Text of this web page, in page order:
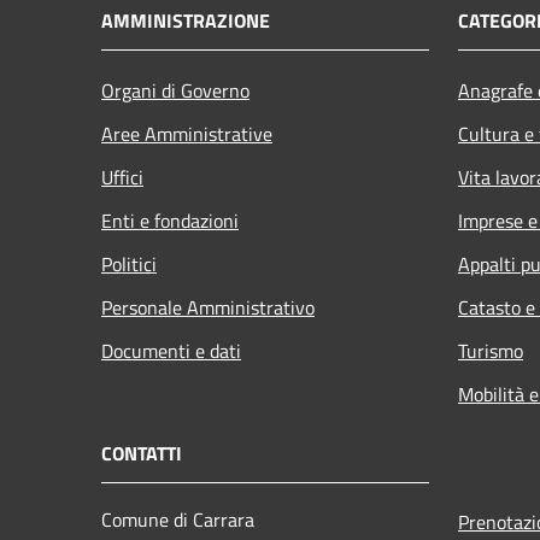
AMMINISTRAZIONE
Organi di Governo
Aree Amministrative
Uffici
Enti e fondazioni
Politici
Personale Amministrativo
Documenti e dati
Cultura
Vita
Imprese
Appalti
Catasto
Turismo
Mobilità
CONTATTI
Comune di Carrara